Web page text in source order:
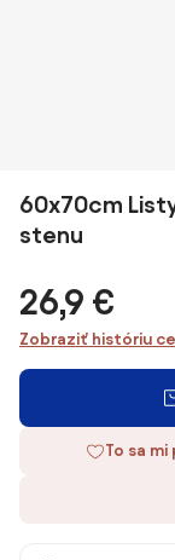
60x70cm
stenu
26,9 €
Zobraziť históriu
To sa mi